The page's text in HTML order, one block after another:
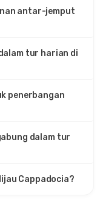
antar-jemput
tur harian di
penerbangan
dalam tur
Cappadocia?